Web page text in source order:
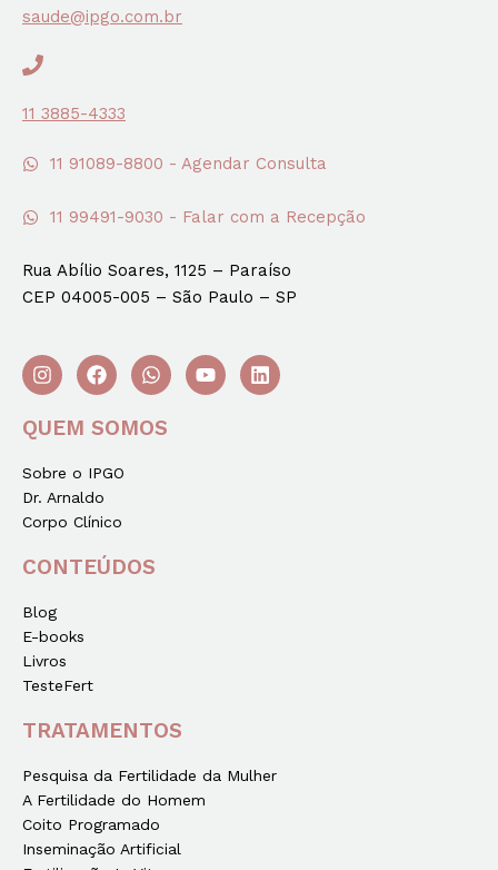
saude@ipgo.com.br
11 3885-4333
11 91089-8800 - Agendar Consulta
11 99491-9030 - Falar com a Recepção
Rua Abílio Soares, 1125 – Paraíso
CEP 04005-005 – São Paulo – SP
QUEM SOMOS
Sobre o IPGO
Dr. Arnaldo
Corpo Clínico
CONTEÚDOS
Blog
E-books
Livros
TesteFert
TRATAMENTOS
Pesquisa da Fertilidade da Mulher
A Fertilidade do Homem
Coito Programado
Inseminação Artificial